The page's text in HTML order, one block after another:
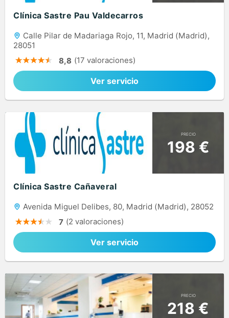
Clínica Sastre Pau Valdecarros
Calle Pilar de Madariaga Rojo, 11, Madrid (Madrid),
28051
8,8 (17 valoraciones)
Ver servicio
PRECIO
198 €
Clínica Sastre Cañaveral
Avenida Miguel Delibes, 80, Madrid (Madrid), 28052
7 (2 valoraciones)
Ver servicio
PRECIO
218 €